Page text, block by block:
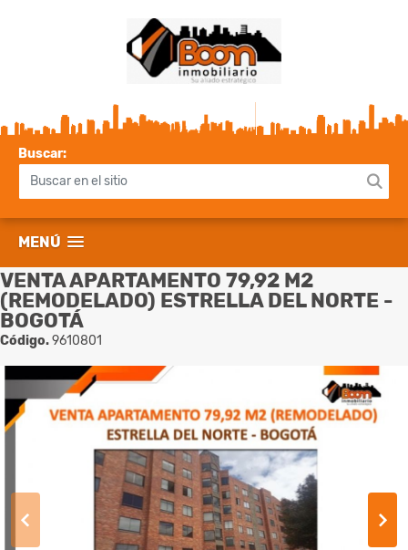
Buscar:
MENÚ
VENTA APARTAMENTO 79,92 M2
(REMODELADO) ESTRELLA DEL NORTE -
BOGOTÁ
Código.9610801